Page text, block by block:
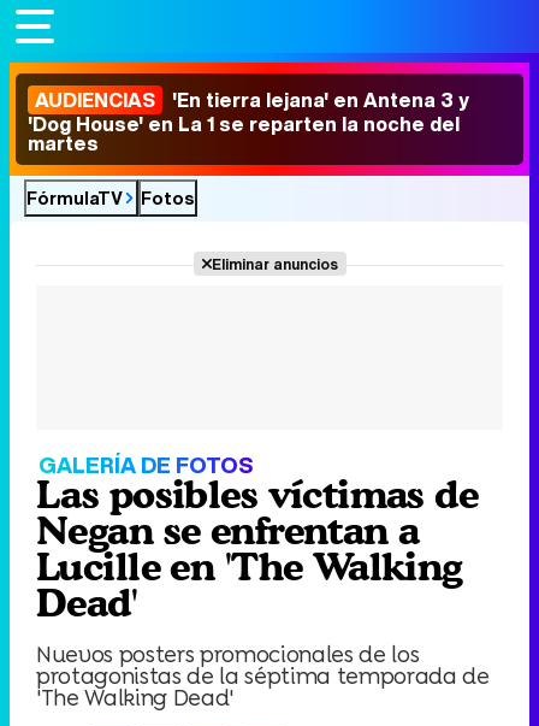
AUDIENCIAS 'En tierra lejana' en Antena 3 y
'Dog House' en La 1 se reparten la noche del
martes
FórmulaTV Fotos
Eliminar anuncios
GALERÍA DE FOTOS
Las posibles víctimas de
Negan se enfrentan a
Lucille en 'The Walking
Dead'
Nuevos posters promocionales de los
protagonistas de la séptima temporada de
'The Walking Dead'